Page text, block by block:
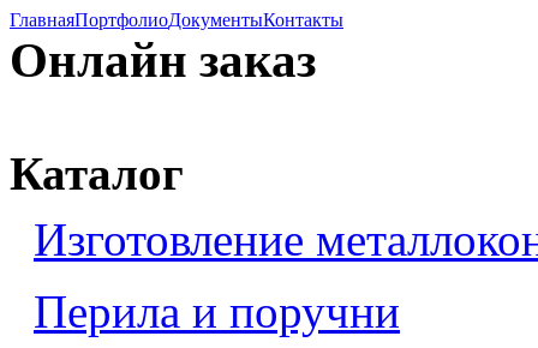
ГлавнаяПортфолиоДокументыКонтакты
Онлайн заказ
Каталог
Изготовление
Перила и поручни